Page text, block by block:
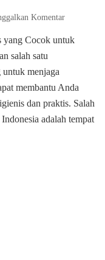
Komentarpada
Tempat
Cinere
depok
yang Cocok untuk
salah satu
menjaga
membantu Anda
dan praktis. Salah
adalah tempat